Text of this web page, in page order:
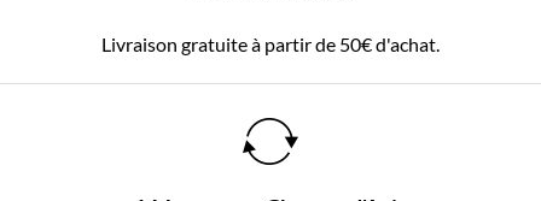
Livraison gratuite à partir de 50€ d'achat.